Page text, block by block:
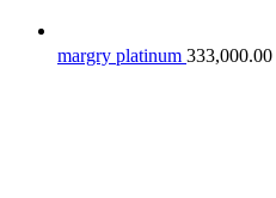
margry platinum 333,000.00